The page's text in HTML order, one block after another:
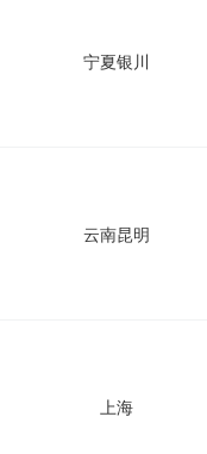
宁夏银川
云南昆明
上海